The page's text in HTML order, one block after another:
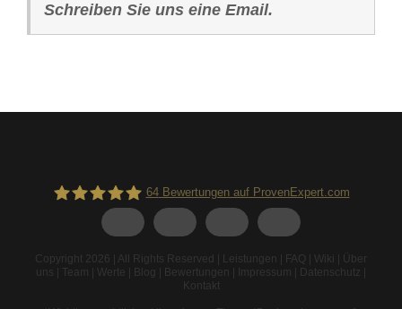
Schreiben Sie uns eine Email.
64Bewertungen auf ProvenExpert.com
Copyright 2026 | All Rights Reserved | Leistungen | FAQ | Wiki | Über
uns | Team | Werte | Blog | Bewertungen | Impressum | Datenschutz |
Kontakt